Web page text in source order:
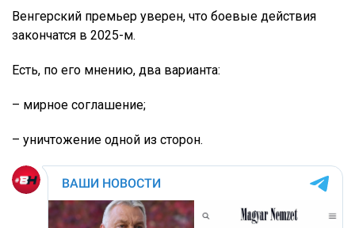
Венгерский премьер уверен, что боевые действия
закончатся в 2025-м.
Есть, по его мнению, два варианта:
– мирное соглашение;
– уничтожение одной из сторон.